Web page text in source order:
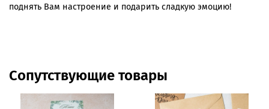
поднять Вам настроение и подарить сладкую эмоцию!
Сопутствующие товары